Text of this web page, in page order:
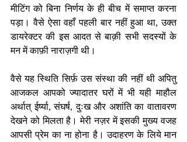
मीटिंग को बिना निर्णय के ही बीच में समाप्त करना
पड़ा। वैसे ऐसा वहाँ पहली बार नहीं हुआ था, उक्त
डायरेक्टर की इस आदत से बाक़ी सभी सदस्यों के
मन में काफ़ी नाराज़गी थी।
वैसे यह स्थिति सिर्फ़ उस संस्था की नहीं थी अपितु
आजकल आपको ज्यादातर घरों में भी यही माहौल
अर्थात् ईर्ष्या, संघर्ष, दुःख और अशांति का वातावरण
देखने को मिलता है। मेरी नज़र में इसकी मुख्य वजह
आपसी प्रेम का ना होना है। उदाहरण के लिये मान